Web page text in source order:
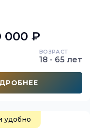
000 ₽
ВОЗРАСТ
18 - 65 лет
удобно